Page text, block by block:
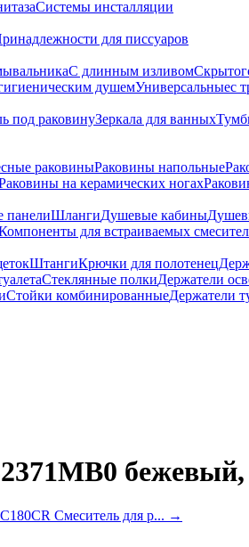
Системы инсталляции
для писсуаров
С длинным изливом
душемУниверсальныес
под раковинуЗеркала для ванных
раковиныРаковины напольные
на керамических ногах
панелиШлангиДушевые кабины
для встраиваемых
ШтангиКрючки для полотенец
Стеклянные полкиДержатели
Стойки комбинированныеДержатели
Смеситель для р... →